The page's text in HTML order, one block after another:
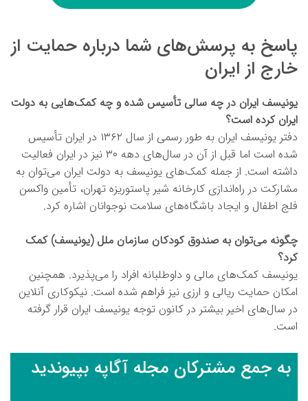
پاسخ به پرسش‌های شما درباره حمایت از
خارج از ایران
یونیسف ایران در چه سالی تأسیس شده و چه کمک‌هایی به دولت
ایران کرده است؟
دفتر یونیسف ایران به طور رسمی از سال ۱۳۶۲ در ایران تأسیس
شده است اما قبل از آن در سال‌های دهه ۳۰ نیز در ایران فعالیت
داشته است. از جمله کمک‌های یونیسف به دولت ایران می‌توان به
مشارکت در راه‌اندازی کارخانه شیر پاستوریزه تهران، تأمین واکسن
فلج اطفال و ایجاد باشگاه‌های سلامت نوجوانان اشاره کرد.
چگونه می‌توان به صندوق کودکان سازمان ملل (یونیسف) کمک
کرد؟
یونیسف کمک‌های مالی و داوطلبانه افراد را می‌پذیرد. همچنین
امکان حمایت ریالی و ارزی نیز فراهم شده است. نیکوکاری آنلاین
در سال‌های اخیر بیشتر در کانون توجه یونیسف ایران قرار گرفته
است.
به جمع مشترکان مجله آگاپه بپیوندید